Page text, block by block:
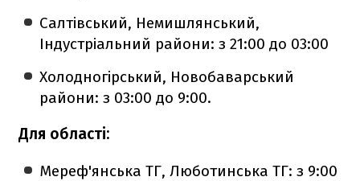
Салтівський, Немишлянський,
Індустріальний райони: з 21:00 до 03:00
Холодногірський, Новобаварський
райони: з 03:00 до 9:00.
Для області:
Мереф'янська ТГ, Люботинська ТГ: з 9:00